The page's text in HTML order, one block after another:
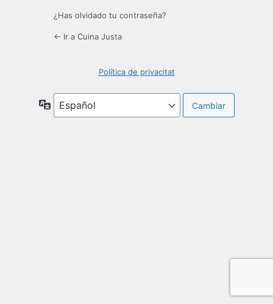
¿Has olvidado tu contraseña?
← Ir a Cuina Justa
Política de privacitat
Idioma